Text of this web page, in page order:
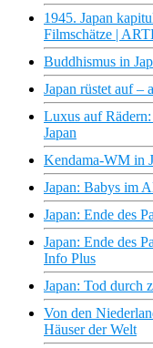
1945. Japan
Filmschätze |
Buddhismus in
Japan rüstet auf
Luxus auf
Japan
Kendama-WM in
Japan: Babys im
Japan: Ende des
Japan: Ende des
Info Plus
Japan: Tod durch
Von den
Häuser der Welt